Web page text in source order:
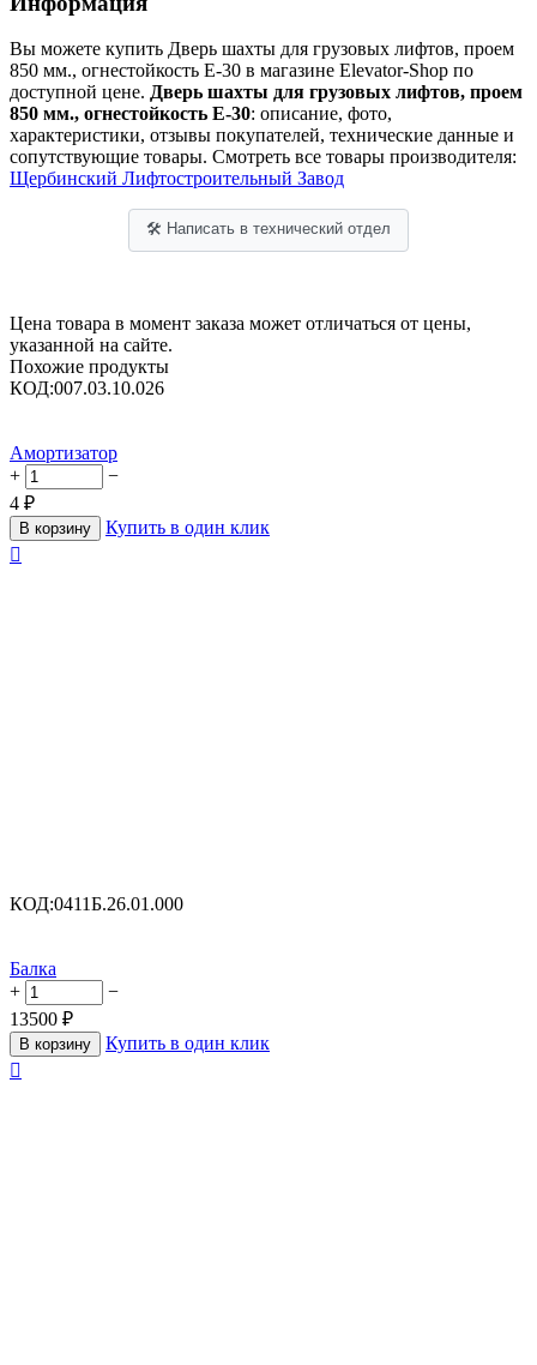
Вы можете купить Дверь шахты для грузовых лифтов, проем
850 мм., огнестойкость Е-30 в магазине Elevator-Shop по
доступной цене. Дверь шахты для грузовых лифтов, проем
850 мм., огнестойкость Е-30: описание, фото,
характеристики, отзывы покупателей, технические данные и
сопутствующие товары. Смотреть все товары производителя:
Щербинский Лифтостроительный Завод
🛠 Написать в технический отдел
Цена товара в момент заказа может отличаться от цены,
указанной на сайте.
Похожие продукты
КОД:007.03.10.026
Амортизатор
+
−
4 ₽
В корзину
Купить в один клик

КОД:0411Б.26.01.000
Балка
+
−
13500 ₽
В корзину
Купить в один клик
